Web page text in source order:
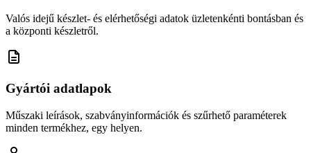
Valós idejű készlet- és elérhetőségi adatok üzletenkénti bontásban és
a központi készletről.
Gyártói adatlapok
Műszaki leírások, szabványinformációk és szűrhető paraméterek
minden termékhez, egy helyen.